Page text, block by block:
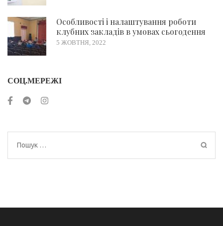
Особливості і налаштування роботи
клубних закладів в умовах сьогодення
5 ЖОВТНЯ, 2022
СОЦ.МЕРЕЖІ
Пошук: